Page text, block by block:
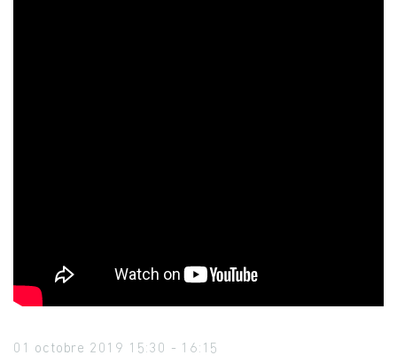
01 octobre 2019 15:30 - 16:15